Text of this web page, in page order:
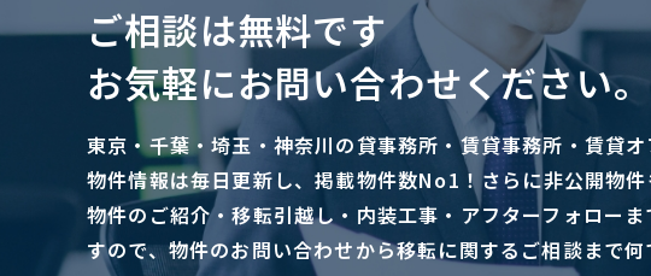
ご相談は無料です
お気軽にお問い合わせください。
東京・千葉・埼玉・神奈川の貸事務所・賃貸事務所・賃貸オ
物件情報は毎日更新し、掲載物件数No1！さらに非公開物件
物件のご紹介・移転引越し・内装工事・アフターフォロー
すので、物件のお問い合わせから移転に関するご相談まで